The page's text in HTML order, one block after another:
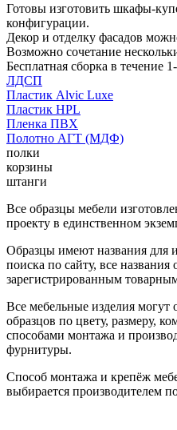
Готовы изготовить шкафы-
конфигурации.
Декор и отделку фасадов
Возможно сочетание
Бесплатная сборка в течение
ЛДСП
Пластик Alvic Luxe
Пластик HPL
Пленка ПВХ
Полотно АГТ (МДФ)
полки
корзины
штанги
Все образцы мебели
проекту в единственном
Образцы имеют названия для
поиска по сайту, все названия
зарегистрированным
Все мебельные изделия могут
образцов по цвету, размеру,
способами монтажа и
фурнитуры.
Способ монтажа и крепёж
выбирается производителем